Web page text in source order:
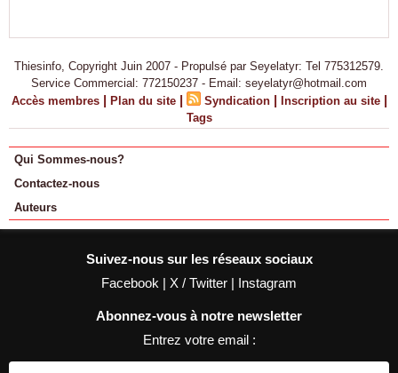
Thiesinfo, Copyright Juin 2007 - Propulsé par Seyelatyr: Tel 775312579.
Service Commercial: 772150237 - Email: seyelatyr@hotmail.com
Accès membres | Plan du site | Syndication | Inscription au site |
Tags
Qui Sommes-nous?
Contactez-nous
Auteurs
Suivez-nous sur les réseaux sociaux
Facebook | X / Twitter | Instagram
Abonnez-vous à notre newsletter
Entrez votre email :